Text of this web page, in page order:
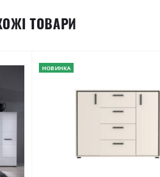
ТОВАРИ
НОВИНКА